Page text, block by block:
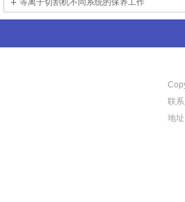
等离子切割机不同系统的保养工作
联
地